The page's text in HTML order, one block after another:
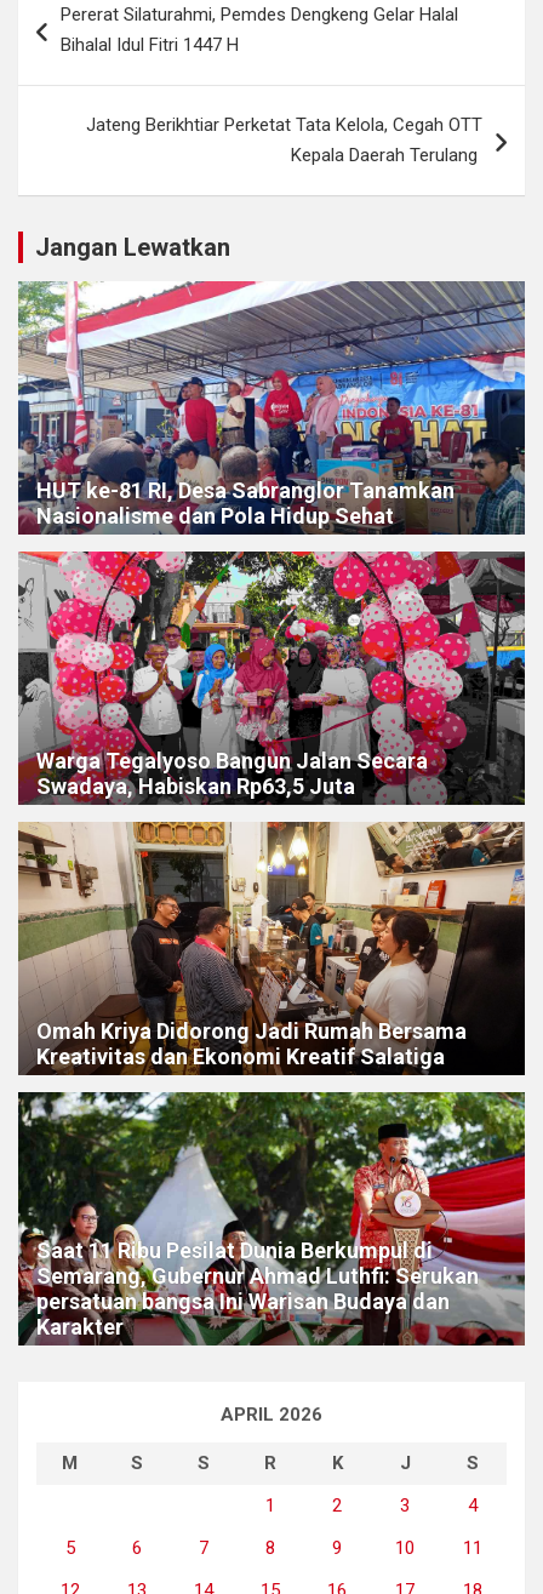
posPererat Silaturahmi, Pemdes Dengkeng Gelar Halal
Bihalal Idul Fitri 1447 H
Jateng Berikhtiar Perketat Tata Kelola, Cegah OTT
Kepala Daerah Terulang ​
Jangan Lewatkan
HUT ke-81 RI, Desa Sabranglor Tanamkan
Nasionalisme dan Pola Hidup Sehat
Warga Tegalyoso Bangun Jalan Secara
Swadaya, Habiskan Rp63,5 Juta
Omah Kriya Didorong Jadi Rumah Bersama
Kreativitas dan Ekonomi Kreatif Salatiga
Saat 11 Ribu Pesilat Dunia Berkumpul di
Semarang, Gubernur Ahmad Luthfi: Serukan
persatuan bangsa Ini Warisan Budaya dan
Karakter
APRIL 2026
M S S R K J
S
1
2 3
4
5
6 7 8 9 10
11